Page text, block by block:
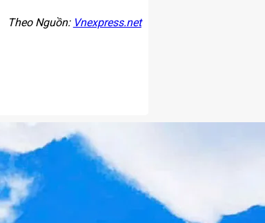
Theo Nguồn: Vnexpress.net